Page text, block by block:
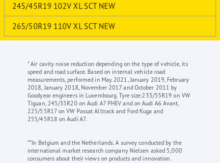
245/45R19 102V XL SCT NEW
265/50R19 110V XL SCT NEW
* Air cavity noise reduction depending on the type of vehicle, its
speed and road surface. Based on internal vehicle road
measurements, performed in May 2021, January 2019, February
2018, January 2018, November 2017 and October 2011 by
Goodyear engineers in Luxembourg. Tyre size:235/55R19 on VW
Tiguan, 245/35R20 on Audi A7 PHEV and on Audi A6 Avant,
225/55R17 on VW Passat Alltrack and Ford Kuga and
255/45R18 on Audi A7.
**In Belgium and the Netherlands. A survey conducted by the
international market research company Nielsen asked 5,000
consumers about their views on products and innovation.